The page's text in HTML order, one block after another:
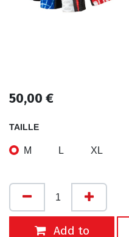
50,00 €
TAILLE
M L XL
Add to